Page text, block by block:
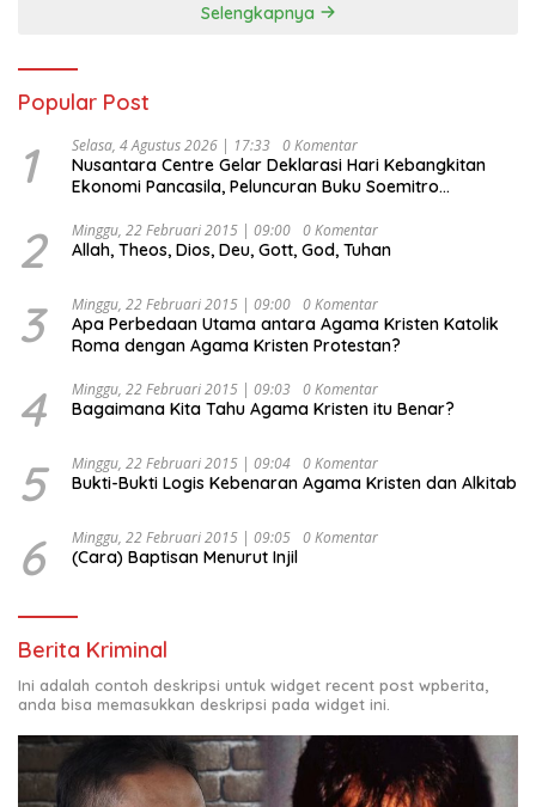
Selengkapnya
Popular Post
1 Selasa, 4 Agustus 2026 | 17:33 0 Komentar
Nusantara Centre Gelar Deklarasi Hari Kebangkitan
Ekonomi Pancasila, Peluncuran Buku Soemitro
Ekonomi Politik Indonesia) & Simposium Nasional
“Urgensi Undang-Undang Perekonomian Nasional dan
Indonesia Emas 2045”,
2 Minggu, 22 Februari 2015 | 09:00 0 Komentar
Allah, Theos, Dios, Deu, Gott, God, Tuhan
3 Minggu, 22 Februari 2015 | 09:00 0 Komentar
Apa Perbedaan Utama antara Agama Kristen Katolik
Roma dengan Agama Kristen Protestan?
4 Minggu, 22 Februari 2015 | 09:03 0 Komentar
Bagaimana Kita Tahu Agama Kristen itu Benar?
5 Minggu, 22 Februari 2015 | 09:04 0 Komentar
Bukti-Bukti Logis Kebenaran Agama Kristen dan Alkitab
6 Minggu, 22 Februari 2015 | 09:05 0 Komentar
(Cara) Baptisan Menurut Injil
Berita Kriminal
Ini adalah contoh deskripsi untuk widget recent post wpberita,
anda bisa memasukkan deskripsi pada widget ini.